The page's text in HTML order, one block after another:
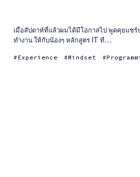
เมื่อสัปดาห์ที่แล้วผมได้มีโอกาสไป พูดคุยแชร์
ทำงาน ให้กับน้องๆ หลักสูตร IT ที...
Experience Mindset